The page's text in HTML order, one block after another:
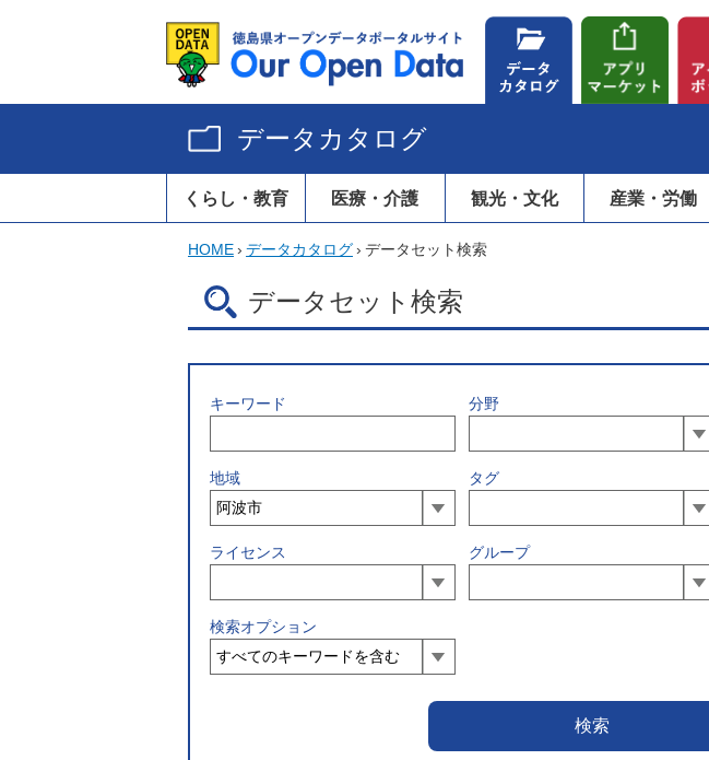
データカタログ
くらし・教育 医療・介護 観光・文化 産業・労働
HOME› データカタログ› データセット検索
データセット検索
キーワード 分野
地域 タグ
ライセンス グループ
検索オプション